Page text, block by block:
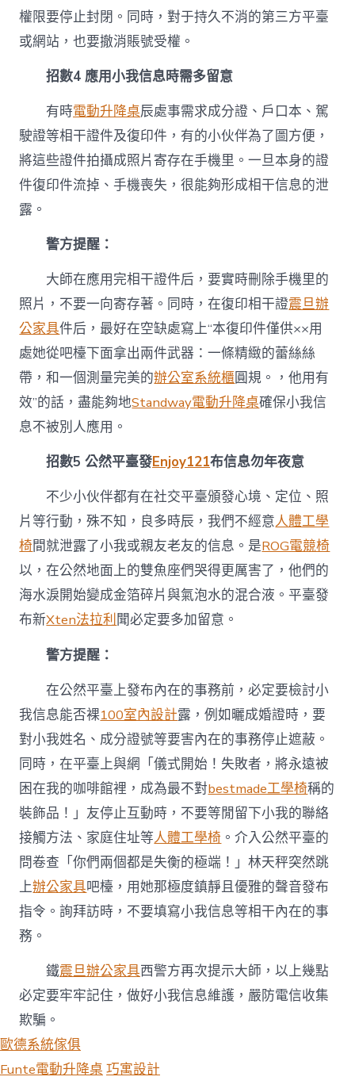
權限要停止封閉。同時，對于持久不消的第三方平臺
或網站，也要撤消賬號受權。
招數4 應用小我信息時需多留意
有時電動升降桌辰處事需求成分證、戶口本、駕
駛證等相干證件及復印件，有的小伙伴為了圖方便，
將這些證件拍攝成照片寄存在手機里。一旦本身的證
件復印件流掉、手機喪失，很能夠形成相干信息的泄
露。
警方提醒：
大師在應用完相干證件后，要實時刪除手機里的
照片，不要一向寄存著。同時，在復印相干證震旦辦
公家具件后，最好在空缺處寫上“本復印件僅供××用
處她從吧檯下面拿出兩件武器：一條精緻的蕾絲絲
帶，和一個測量完美的辦公室系統櫃圓規。，他用有
效”的話，盡能夠地Standway電動升降桌確保小我信
息不被別人應用。
招數5 公然平臺發Enjoy121布信息勿年夜意
不少小伙伴都有在社交平臺頒發心境、定位、照
片等行動，殊不知，良多時辰，我們不經意人體工學
椅間就泄露了小我或親友老友的信息。是ROG電競椅
以，在公然地面上的雙魚座們哭得更厲害了，他們的
海水淚開始變成金箔碎片與氣泡水的混合液。平臺發
布新Xten法拉利 聞必定要多加留意。
警方提醒：
在公然平臺上發布內在的事務前，必定要檢討小
我信息能否裸100室內設計露，例如曬成婚證時，要
對小我姓名、成分證號等要害內在的事務停止遮蔽。
同時，在平臺上與網「儀式開始！失敗者，將永遠被
困在我的咖啡館裡，成為最不對bestmade工學椅稱的
裝飾品！」友停止互動時，不要等閒留下小我的聯絡
接觸方法、家庭住址等人體工學椅 。介入公然平臺的
問卷查「你們兩個都是失衡的極端！」林天秤突然跳
上辦公家具吧檯，用她那極度鎮靜且優雅的聲音發布
指令。詢拜訪時，不要填寫小我信息等相干內在的事
務。
鐵震旦辦公家具西警方再次提示大師，以上幾點
必定要牢牢記住，做好小我信息維護，嚴防電信收集
欺騙。
歐德系統傢俱
Funte電動升降桌 巧寓設計